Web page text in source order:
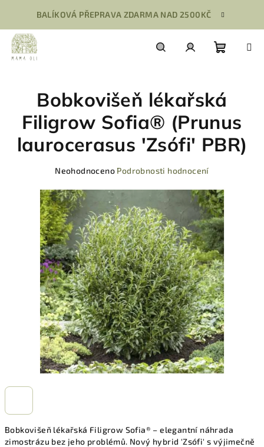
obsah
BALÍKOVÁ PŘEPRAVA ZDARMA NAD 2500KČ
košík
Bobkovišeň lékařská Filigrow Sofia® – elegantní náhrada
zimostrázu bez jeho problémů. Nový hybrid 'Zsófi' s výjimečně
Bobkovišeň lékařská
Filigrow Sofia® (Prunus
laurocerasus 'Zsófi' PBR)
Průměrné
produktu
je
0,0
z
5
hvězdiček.
Neohodnoceno Podrobnosti hodnocení